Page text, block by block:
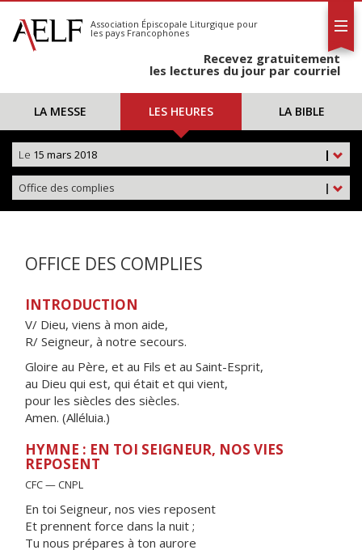
S'abonner
Calendrier
Association Épiscopale Liturgique pour
les pays Francophones
Recevez gratuitement
les lectures du jour par courriel
LA MESSE LES HEURES LA BIBLE
|
Le 15 mars 2018
|
Office des complies
OFFICE DES COMPLIES
INTRODUCTION
V/ Dieu, viens à mon aide,
R/ Seigneur, à notre secours.
Gloire au Père, et au Fils et au Saint-Esprit,
au Dieu qui est, qui était et qui vient,
pour les siècles des siècles.
Amen. (Alléluia.)
HYMNE : EN TOI SEIGNEUR, NOS VIES
REPOSENT
CFC — CNPL
En toi Seigneur, nos vies reposent
Et prennent force dans la nuit ;
Tu nous prépares à ton aurore